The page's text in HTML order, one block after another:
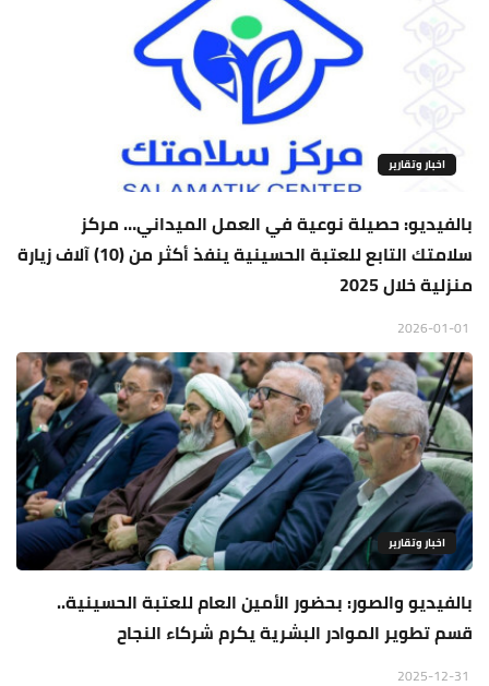
اخبار وتقارير
بالفيديو: حصيلة نوعية في العمل الميداني… مركز
سلامتك التابع للعتبة الحسينية ينفذ أكثر من (10) آلاف زيارة
منزلية خلال 2025
اخبار وتقارير
بالفيديو والصور: بحضور الأمين العام للعتبة الحسينية..
قسم تطوير الموادر البشرية يكرم شركاء النجاح